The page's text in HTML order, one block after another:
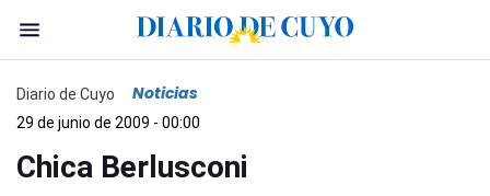
Diario de Cuyo Noticias
29 de junio de 2009 - 00:00
Chica Berlusconi